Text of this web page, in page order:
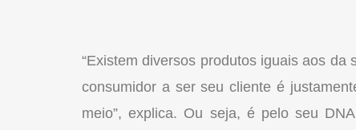
“Existem diversos produtos iguais aos
consumidor a ser seu cliente é
meio”, explica. Ou seja, é pelo seu